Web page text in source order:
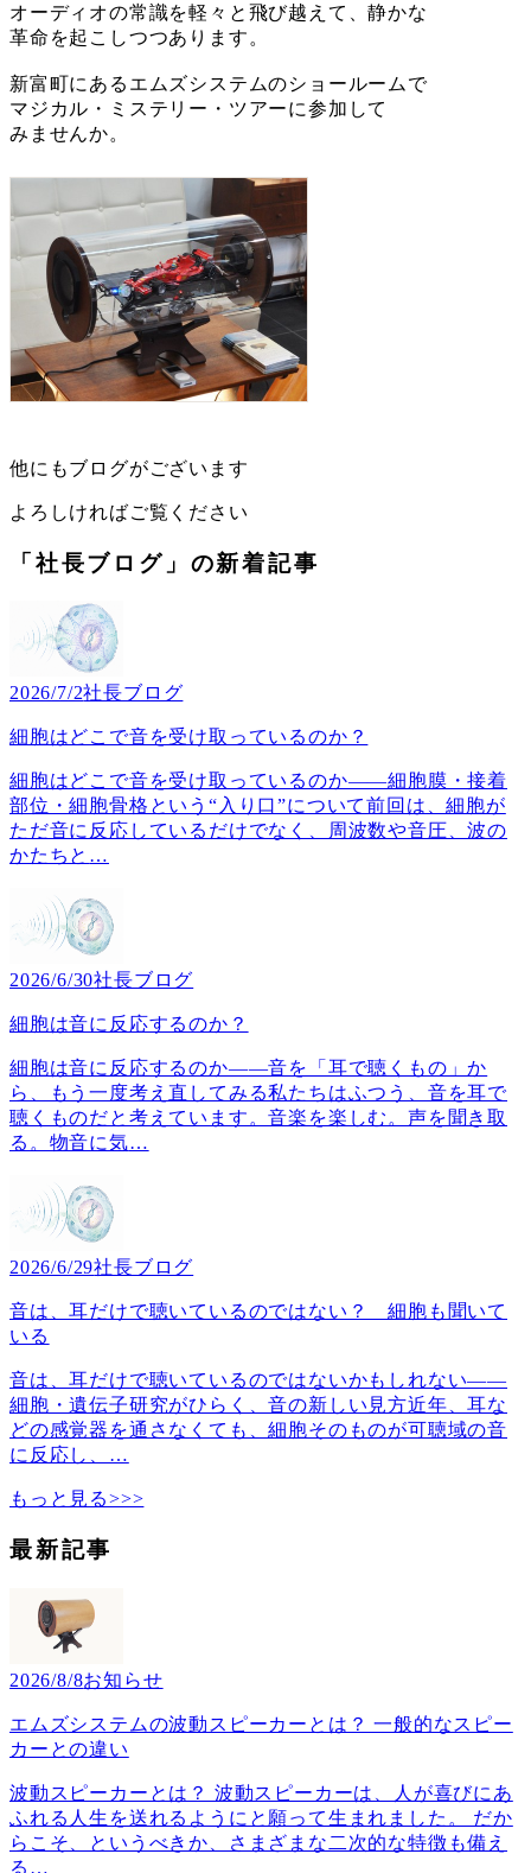
オーディオの常識を軽々と飛び越えて、静かな
革命を起こしつつあります。
新富町にあるエムズシステムのショールームで
マジカル・ミステリー・ツアーに参加して
みませんか。
他にもブログがございます
よろしければご覧ください
「社長ブログ」の新着記事
2026/7/2社長ブログ
細胞はどこで音を受け取っているのか？
細胞はどこで音を受け取っているのか――細胞膜・接着
部位・細胞骨格という“入り口”について前回は、細胞が
ただ音に反応しているだけでなく、周波数や音圧、波の
かたちと …
2026/6/30社長ブログ
細胞は音に反応するのか？
細胞は音に反応するのか――音を「耳で聴くもの」か
ら、もう一度考え直してみる私たちはふつう、音を耳で
聴くものだと考えています。音楽を楽しむ。声を聞き取
る。物音に気…
2026/6/29社長ブログ
音は、耳だけで聴いているのではない？ 細胞も聞いて
いる
音は、耳だけで聴いているのではないかもしれない――
細胞・遺伝子研究がひらく、音の新しい見方近年、耳な
どの感覚器を通さなくても、細胞そのものが可聴域の音
に反応し、 …
もっと見る>>>
最新記事
2026/8/8お知らせ
エムズシステムの波動スピーカーとは？ 一般的なスピー
カーとの違い
波動スピーカーとは？ 波動スピーカーは、人が喜びにあ
ふれる人生を送れるようにと願って生まれました。 だか
らこそ、というべきか、さまざまな二次的な特徴も備え
る …